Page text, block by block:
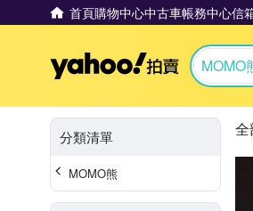
首頁購物中心中古車帳務中心信
Yahoo拍賣
MOMO
分類清單
MOMO熊